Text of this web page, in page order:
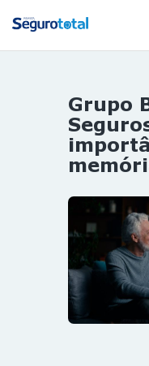
OURO
ST
HOME
Grupo